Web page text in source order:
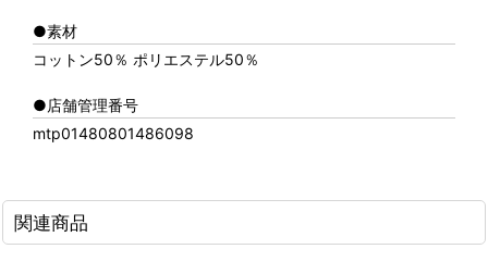
●素材
コットン50％ ポリエステル50％
●店舗管理番号
mtp01480801486098
関連商品